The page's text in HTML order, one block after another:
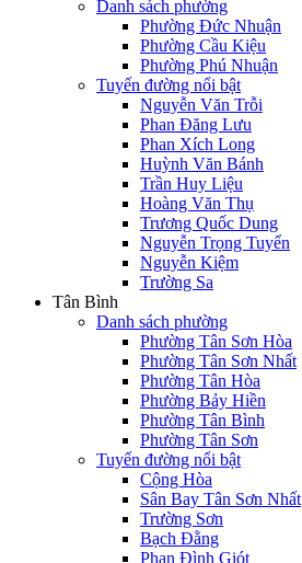
Danh sách phường
Phường Đức Nhuận
Phường Cầu Kiệu
Phường Phú Nhuận
Tuyến đường nổi bật
Nguyễn Văn Trỗi
Phan Đăng Lưu
Phan Xích Long
Huỳnh Văn Bánh
Trần Huy Liệu
Hoàng Văn Thụ
Trương Quốc Dung
Nguyễn Trọng Tuyển
Nguyễn Kiệm
Trường Sa
Tân Bình
Danh sách phường
Phường Tân Sơn Hòa
Phường Tân Sơn Nhất
Phường Tân Hòa
Phường Bảy Hiền
Phường Tân Bình
Phường Tân Sơn
Tuyến đường nổi bật
Cộng Hòa
Sân Bay Tân Sơn Nhất
Trường Sơn
Bạch Đằng
Phan Đình Giót